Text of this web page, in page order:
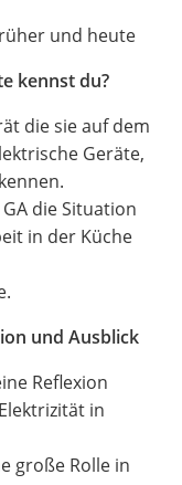
und heute
kennst du?
die sie auf dem
Geräte,
die Situation
in der Küche
und Ausblick
Reflexion
in
große Rolle in